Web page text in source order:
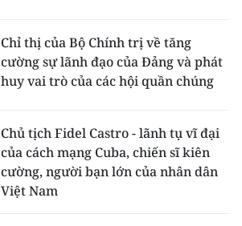
Chỉ thị của Bộ Chính trị về tăng
cường sự lãnh đạo của Đảng và phát
huy vai trò của các hội quần chúng
Chủ tịch Fidel Castro - lãnh tụ vĩ đại
của cách mạng Cuba, chiến sĩ kiên
cường, người bạn lớn của nhân dân
Việt Nam